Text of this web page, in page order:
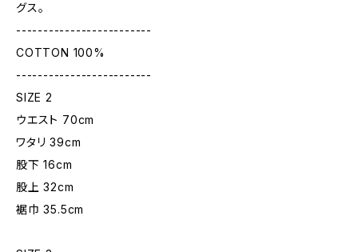
グス。
-------------------------
COTTON 100%
-------------------------
SIZE 2
ウエスト 70cm
ワタリ 39cm
股下 16cm
股上 32cm
裾巾 35.5cm